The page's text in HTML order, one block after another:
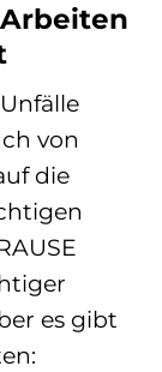
von
die
es gibt